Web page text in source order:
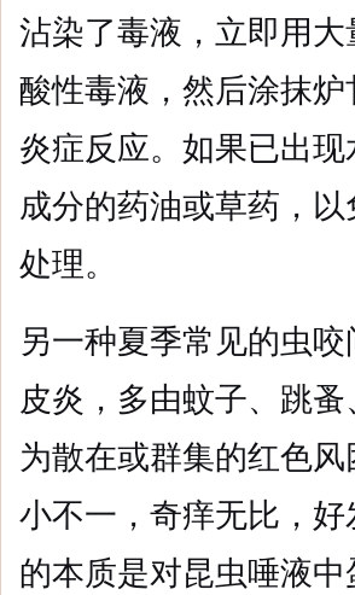
沾染了毒液，立即用
酸性毒液，然后涂抹
炎症反应。如果已出
成分的药油或草药，
处理。
另一种夏季常见的虫
皮炎，多由蚊子、跳
为散在或群集的红色
小不一，奇痒无比，
的本质是对昆虫唾液